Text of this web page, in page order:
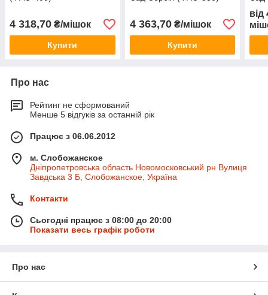
4 318,70 ₴/мішок
Купити
4 363,70₴/мішок
Купити
від
Про нас
Рейтинг не сформований
Менше 5 відгуків за останній рік
Працює з 06.06.2012
м. Слобожанское
Дніпропетровська область Новомосковський рн Вулиця
Завдська 3 Б, Слобожанское, Україна
Контакти
Сьогодні працює з 08:00 до 20:00
Показати весь графік роботи
Про нас